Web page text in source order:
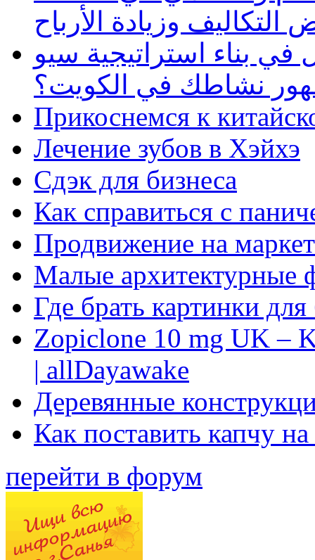
وزيادة الأرباح
بناء استراتيجية سيو
نشاطك في الكويت؟
Прикоснемся к
Лечение зубов в Хэйхэ
Сдэк для бизнеса
Как справиться с
Продвижение на
Малые архитектурные
Где брать картинки
Zopiclone 10 mg UK –
| allDayawake
Деревянные
Как поставить капчу
перейти в форум